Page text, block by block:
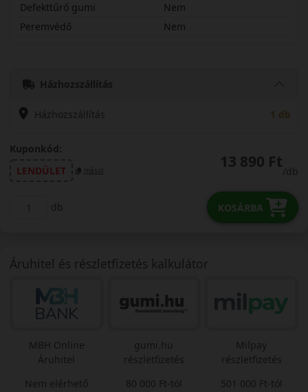
Defekttűrő gumi
Nem
Peremvédő
Nem
Házhozszállítás
Házhozszállítás 1 db
Kuponkód:
LENDÜLET
másol 13 890 Ft
/db
db KOSÁRBA
Áruhitel és részletfizetés kalkulátor
MBH Online
Áruhitel
Nem elérhető
gumi.hu
részletfizetés
80 000 Ft-tól
Milpay
részletfizetés
501 000 Ft-tól